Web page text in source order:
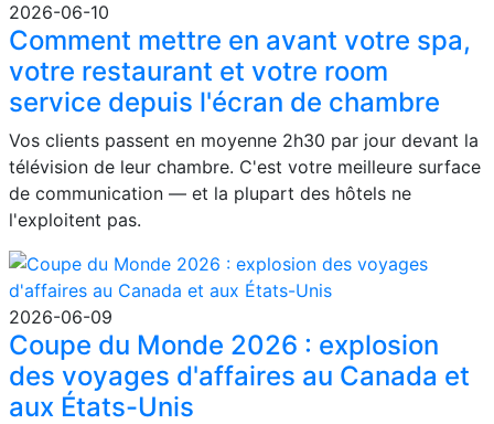
2026-06-10
Comment mettre en avant votre spa,
votre restaurant et votre room
service depuis l'écran de chambre
Vos clients passent en moyenne 2h30 par jour devant la
télévision de leur chambre. C'est votre meilleure surface
de communication — et la plupart des hôtels ne
l'exploitent pas.
2026-06-09
Coupe du Monde 2026 : explosion
des voyages d'affaires au Canada et
aux États-Unis